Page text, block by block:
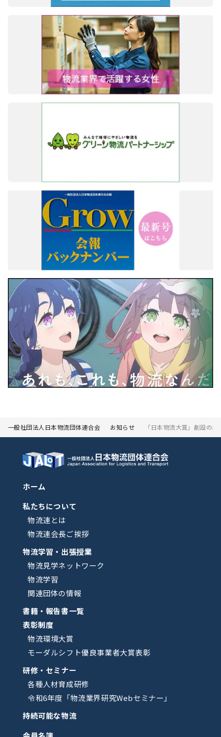
一般社団法人日本物流団体連合会 お知らせ 「日本物流大賞」創設のお
ホーム
私たちについて
物流連とは
物流連会長ご挨拶
物流学習・出張授業
物流見学ネットワーク
物流学習
関連団体の情報
書籍・報告書一覧
表彰制度
物流環境大賞
モーダルシフト優良事業者大賞表彰
研修・セミナー
各種人材育成研修
令和6年度「物流業界研究Webセミナー」
持続可能な物流